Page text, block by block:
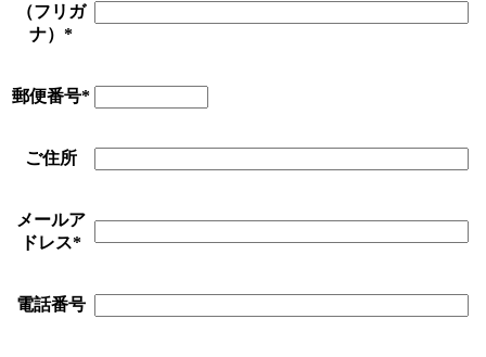
（フリガ
ナ） *
郵便番号*
ご住所
メールア
ドレス*
電話番号